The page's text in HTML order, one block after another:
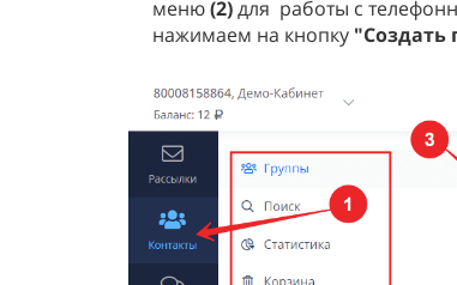
меню(2)для работы с
нажимаем на кнопку "Создать